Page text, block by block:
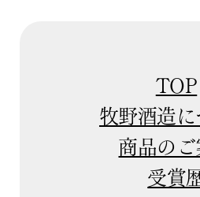
TOP
牧野酒造に
商品のご
受賞